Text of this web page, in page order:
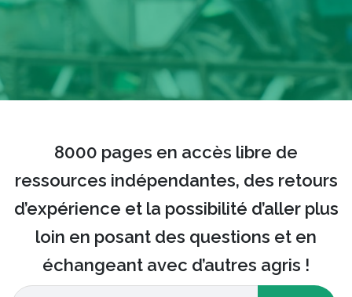
8000 pages en accès libre de
ressources indépendantes, des retours
d’expérience et la possibilité d’aller plus
loin en posant des questions et en
échangeant avec d’autres agris !